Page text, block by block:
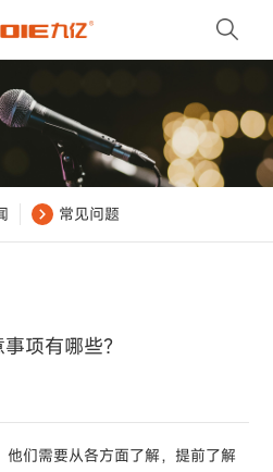
常见问题
项有哪些？
们需要从各方面了解，提前了解